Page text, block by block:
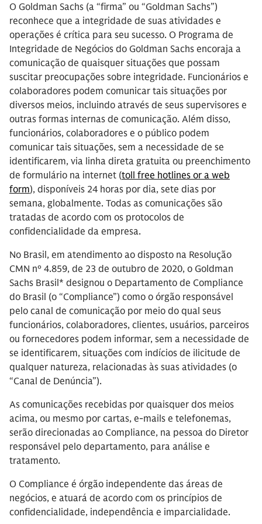
O Goldman Sachs (a “firma” ou “Goldman Sachs”)
reconhece que a integridade de suas atividades e
operações é crítica para seu sucesso. O Programa de
Integridade de Negócios do Goldman Sachs encoraja a
comunicação de quaisquer situações que possam
suscitar preocupações sobre integridade. Funcionários e
colaboradores podem comunicar tais situações por
diversos meios, incluindo através de seus supervisores e
outras formas internas de comunicação. Além disso,
funcionários, colaboradores e o público podem
comunicar tais situações, sem a necessidade de se
identificarem, via linha direta gratuita ou preenchimento
de formulário na internet (toll free hotlines or a web
form), disponíveis 24 horas por dia, sete dias por
semana, globalmente. Todas as comunicações são
tratadas de acordo com os protocolos de
confidencialidade da empresa.
No Brasil, em atendimento ao disposto na Resolução
CMN nº 4.859, de 23 de outubro de 2020, o Goldman
Sachs Brasil* designou o Departamento de Compliance
do Brasil (o “Compliance”) como o órgão responsável
pelo canal de comunicação por meio do qual seus
funcionários, colaboradores, clientes, usuários, parceiros
ou fornecedores podem informar, sem a necessidade de
se identificarem, situações com indícios de ilicitude de
qualquer natureza, relacionadas às suas atividades (o
“Canal de Denúncia”).
As comunicações recebidas por quaisquer dos meios
acima, ou mesmo por cartas, e-mails e telefonemas,
serão direcionadas ao Compliance, na pessoa do Diretor
responsável pelo departamento, para análise e
tratamento.
O Compliance é órgão independente das áreas de
negócios, e atuará de acordo com os princípios de
confidencialidade, independência e imparcialidade.